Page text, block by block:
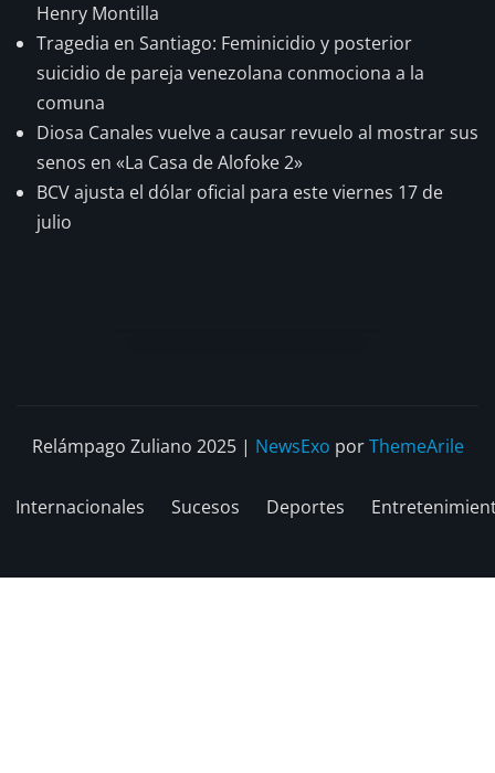
Henry Montilla
Tragedia en Santiago: Feminicidio y posterior
suicidio de pareja venezolana conmociona a la
comuna
Diosa Canales vuelve a causar revuelo al mostrar sus
senos en «La Casa de Alofoke 2»
BCV ajusta el dólar oficial para este viernes 17 de
julio
Relámpago Zuliano 2025 | NewsExo porThemeArile
Internacionales Sucesos Deportes